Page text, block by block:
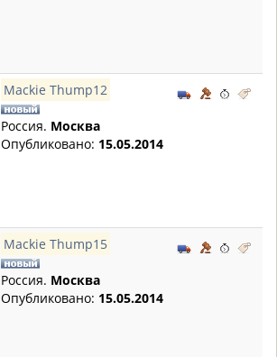
Mackie Thump12
Россия. Москва
Опубликовано: 15.05.2014
Mackie Thump15
Россия. Москва
Опубликовано: 15.05.2014